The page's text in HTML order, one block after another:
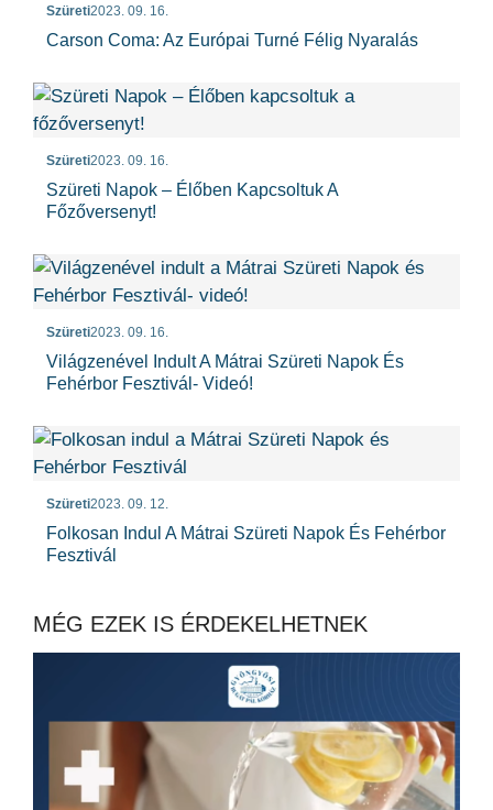
Szüreti2023. 09. 16.
Carson Coma: Az Európai Turné Félig Nyaralás
Szüreti2023. 09. 16.
Szüreti Napok – Élőben Kapcsoltuk A
Főzőversenyt!
Szüreti2023. 09. 16.
Világzenével Indult A Mátrai Szüreti Napok És
Fehérbor Fesztivál- Videó!
Szüreti2023. 09. 12.
Folkosan Indul A Mátrai Szüreti Napok És Fehérbor
Fesztivál
MÉG EZEK IS ÉRDEKELHETNEK